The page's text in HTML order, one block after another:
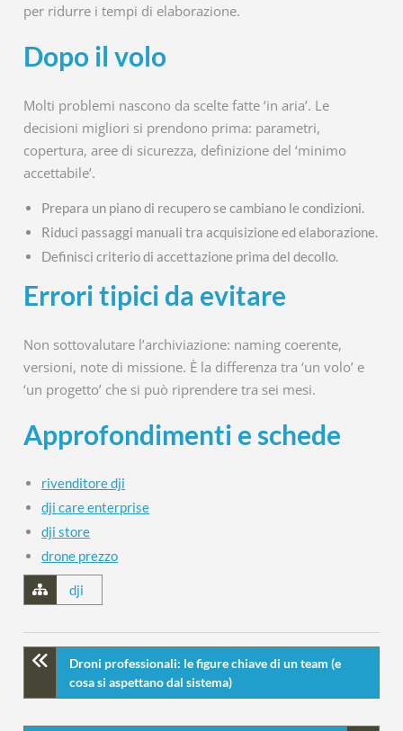
per ridurre i tempi di elaborazione.
Dopo il volo
Molti problemi nascono da scelte fatte ‘in aria’. Le
decisioni migliori si prendono prima: parametri,
copertura, aree di sicurezza, definizione del ‘minimo
accettabile’.
Prepara un piano di recupero se cambiano le condizioni.
Riduci passaggi manuali tra acquisizione ed elaborazione.
Definisci criterio di accettazione prima del decollo.
Errori tipici da evitare
Non sottovalutare l’archiviazione: naming coerente,
versioni, note di missione. È la differenza tra ‘un volo’ e
‘un progetto’ che si può riprendere tra sei mesi.
Approfondimenti e schede
rivenditore dji
dji care enterprise
dji store
drone prezzo
dji
Droni professionali: le figure chiave di un team (e
cosa si aspettano dal sistema)